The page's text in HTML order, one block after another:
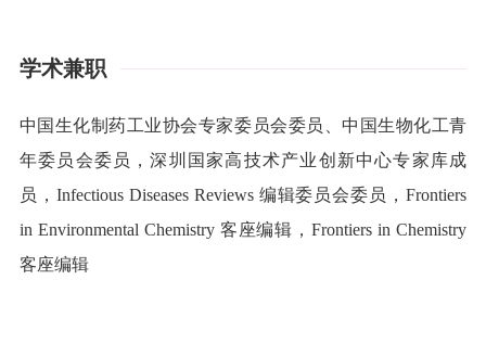
学术兼职
中国生化制药工业协会专家委员会委员、中国生物化工青
年委员会委员，深圳国家高技术产业创新中心专家库成
员， Infectious Diseases Reviews 编辑委员会委员，Frontiers
in Environmental Chemistry 客座编辑，Frontiers in Chemistry
客座编辑